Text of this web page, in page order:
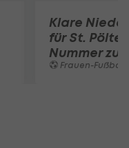
Klare
für St.
Nummer zu
Frauen-Fußball